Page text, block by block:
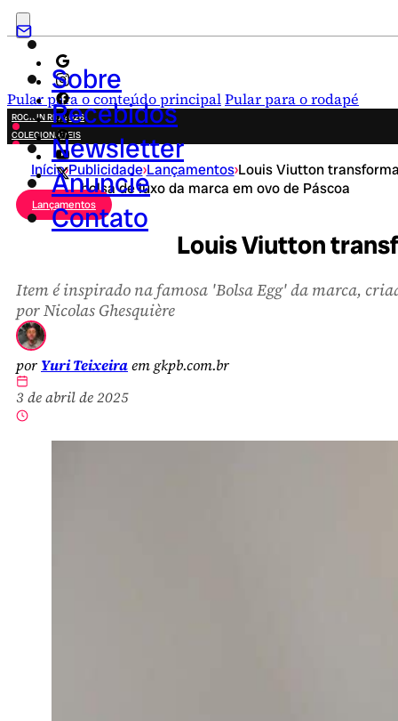
Pular para o conteúdo principalPular para o rodapé
Sobre
Recebidos
Newsletter
Anuncie
Contato
ROCK IN RIO 2026
COLECIONÁVEIS
FESTA JUNINA
NOVIDADES
CAMPANHAS CRIATIVAS
Início›Publicidade›Lançamentos›Louis Viutton
bolsa de luxo da marca em ovo de Páscoa
Lançamentos
Louis Viutton
Item é inspirado na famosa 'Bolsa Egg' da marca,
por Nicolas Ghesquière
por Yuri Teixeiraem gkpb.com.br
3 de abril de 2025